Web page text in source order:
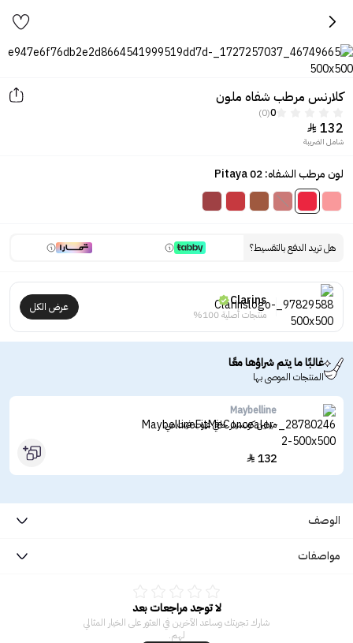
كلارنس مرطب شفاه ملون
0
(0)
132

شامل الضريبة
لون مرطب الشفاه: 02 Pitaya
هل تريد الدفع بالتقسيط؟
Clarins
منتجات أصلية 100%
عرض الكل
غالبًا ما يتم شراؤها معًا
المنتجات الموصى بها
Maybelline
ميبلين كونسيلر خافي عيوب فيت مي
132

الوصف
مواصفات
لا توجد مراجعات بعد
شارك تجربتك وساعد الآخرين في العثور على الخيار المثالي
لهم.